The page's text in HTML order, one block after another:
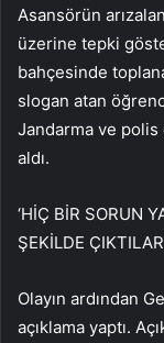
Asansörün
üzerine tepki
bahçesinde
slogan atan
Jandarma ve
aldı.
‘HİÇ BİR SORUN
ŞEKİLDE
Olayın ardından
açıklama yaptı.